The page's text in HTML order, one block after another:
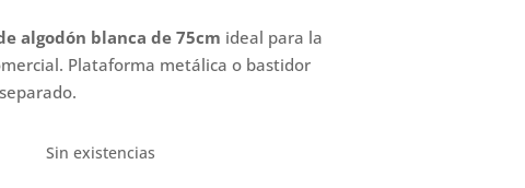
algodón blanca de 75cm ideal para la
Plataforma metálica o bastidor
Sin existencias